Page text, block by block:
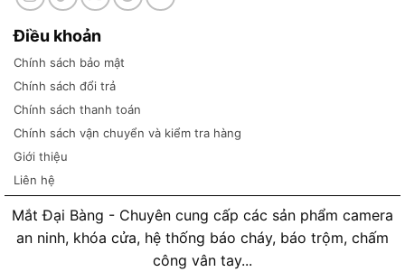
Điều khoản
Chính sách bảo mật
Chính sách đổi trả
Chính sách thanh toán
Chính sách vận chuyển và kiểm tra hàng
Giới thiệu
Liên hệ
Mắt Đại Bàng - Chuyên cung cấp các sản phẩm camera
an ninh, khóa cửa, hệ thống báo cháy, báo trộm, chấm
công vân tay...